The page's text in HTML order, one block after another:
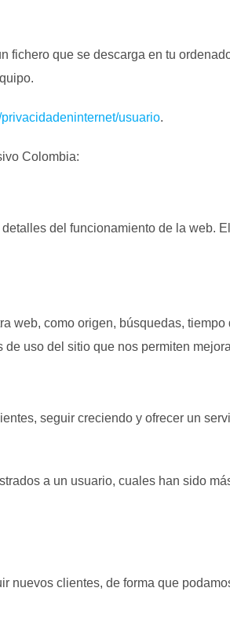
que se descarga en tu
usuario.
Colombia:
del funcionamiento de la web.
web, como origen, búsquedas,
uso del sitio que nos permiten
seguir creciendo y ofrecer un
a un usuario, cuales han sido
nuevos clientes, de forma que